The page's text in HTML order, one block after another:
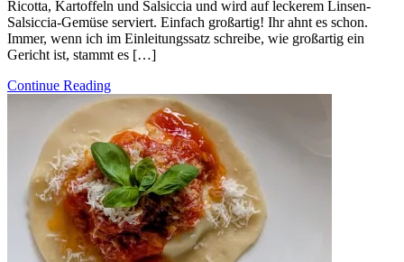
Ricotta, Kartoffeln und Salsiccia und wird auf leckerem Linsen-
Salsiccia-Gemüse serviert. Einfach großartig! Ihr ahnt es schon.
Immer, wenn ich im Einleitungssatz schreibe, wie großartig ein
Gericht ist, stammt es […]
Continue Reading